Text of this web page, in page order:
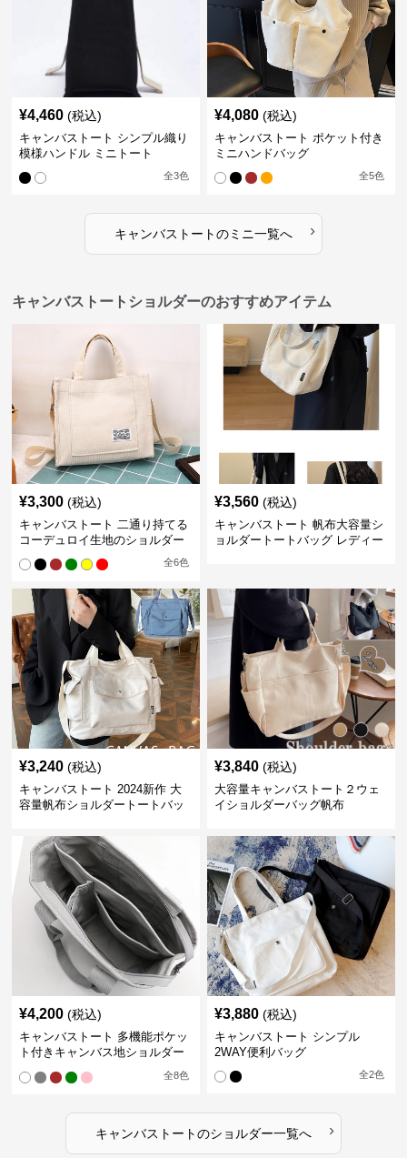
¥4,460 (税込)
キャンバストート シンプル織り
模様ハンドル ミニトート
全3色
¥4,080 (税込)
キャンバストート ポケット付き
ミニハンドバッグ
全5色
キャンバストートのミニ一覧へ ›
キャンバストートショルダーのおすすめアイテム
¥3,300 (税込)
キャンバストート 二通り持てる
コーデュロイ生地のショルダー
全6色
¥3,560 (税込)
キャンバストート 帆布大容量シ
ョルダートートバッグ レディー
¥3,240 (税込)
キャンバストート 2024新作 大
容量帆布ショルダートートバッ
¥3,840 (税込)
大容量キャンバストート２ウェ
イショルダーバッグ帆布
¥4,200 (税込)
キャンバストート 多機能ポケッ
ト付きキャンバス地ショルダー
全8色
¥3,880 (税込)
キャンバストート シンプル
2WAY便利バッグ
全2色
キャンバストートのショルダー一覧へ ›